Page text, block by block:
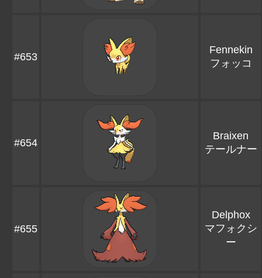
#653
Fennekin
フォッコ
#654
Braixen
テールナー
#655
Delphox
マフォクシ
ー